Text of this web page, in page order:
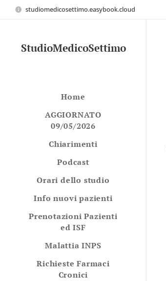
studiomedicosettimo.easybook.cloud
StudioMedicoSettimo
Home
AGGIORNATO
09/05/2026
Chiarimenti
Podcast
Orari dello studio
Info nuovi pazienti
Prenotazioni Pazienti
ed ISF
Malattia INPS
Richieste Farmaci
Cronici